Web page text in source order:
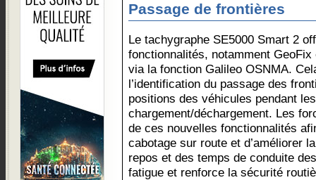
Passage de frontières
Le tachygraphe SE5000 Smart 2
fonctionnalités, notamment
via la fonction Galileo OSNMA.
l’identification du passage des
positions des véhicules pendant
chargement/déchargement. Les
de ces nouvelles fonctionnalités
cabotage sur route et d’améliorer
repos et des temps de conduite
fatigue et renforce la sécurité